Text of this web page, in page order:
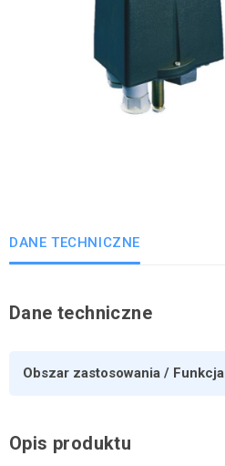
DANE TECHNICZNE
Dane techniczne
Obszar zastosowania / Funkcja
Opis produktu